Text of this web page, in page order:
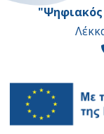
"Ψηφιακός